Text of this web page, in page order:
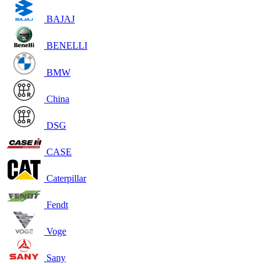
BAJAJ
BENELLI
BMW
China
DSG
CASE
Caterpillar
Fendt
Voge
Sany